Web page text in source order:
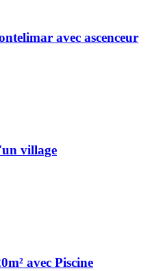
avec ascenceur
village
avec Piscine